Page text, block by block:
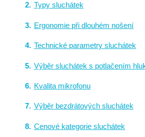
Typy sluchátek
Ergonomie při dlouhém nošení
Technické parametry sluchátek
Výběr sluchátek s potlačením
Kvalita mikrofonu
Výběr bezdrátových sluchátek
Cenové kategorie sluchátek